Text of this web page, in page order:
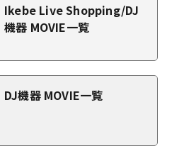
Ikebe Live Shopping/DJ
機器 MOVIE一覧
DJ機器 MOVIE一覧